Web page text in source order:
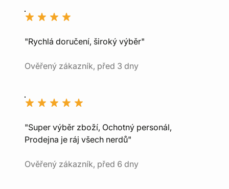
"Rychlá doručení, široký výběr"
Ověřený zákazník, před 3 dny
"Super výběr zboží, Ochotný personál,
Prodejna je ráj všech nerdů"
Ověřený zákazník, před 6 dny